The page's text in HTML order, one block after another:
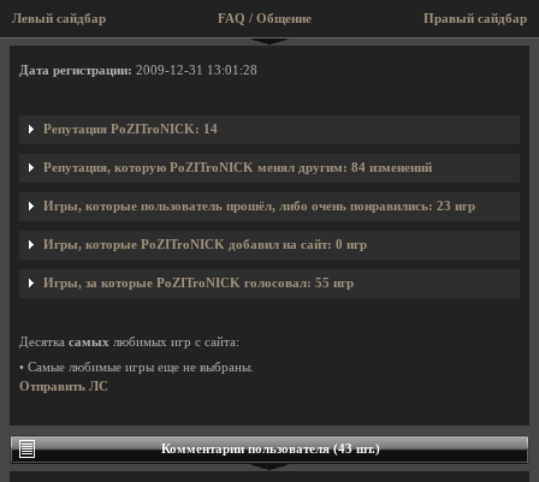
Левый сайдбар Правый сайдбар
FAQ / Общение
Профиль пользователя PoZITroNICK
Дата регистрации: 2009-12-31 13:01:28
Репутация PoZITroNICK: 14
Репутация, которую PoZITroNICK менял другим: 84 изменений
Игры, которые пользователь прошёл, либо очень понравились: 23 игр
Игры, которые PoZITroNICK добавил на сайт: 0 игр
Игры, за которые PoZITroNICK голосовал: 55 игр
Десятка самых любимых игр с сайта:
• Самые любимые игры еще не выбраны.
Отправить ЛС
Комментарии пользователя (43 шт.)